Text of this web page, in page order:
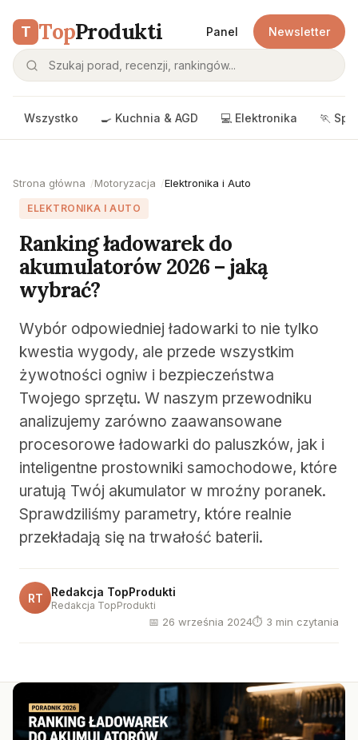
T TopProdukti Panel Newsletter
Wszystko 🍳 Kuchnia & AGD 💻 Elektronika 🏃
Strona główna Motoryzacja Elektronika i Auto
ELEKTRONIKA I AUTO
Ranking ładowarek do
akumulatorów 2026 – jaką
wybrać?
Wybór odpowiedniej ładowarki to nie tylko
kwestia wygody, ale przede wszystkim
żywotności ogniw i bezpieczeństwa
Twojego sprzętu. W naszym przewodniku
analizujemy zarówno zaawansowane
procesorowe ładowarki do paluszków, jak i
inteligentne prostowniki samochodowe, które
uratują Twój akumulator w mroźny poranek.
Sprawdziliśmy parametry, które realnie
przekładają się na trwałość baterii.
RT Redakcja TopProdukti
Redakcja TopProdukti
📅 26 września 2024⏱ 3 min czytania